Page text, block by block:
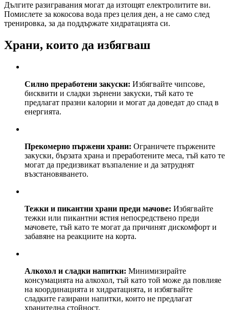
Дългите разигравания могат да изтощят електролитите ви.
Помислете за кокосова вода през целия ден, а не само след
тренировка, за да поддържате хидратацията си.
Храни, които да избягваш
Силно преработени закуски: Избягвайте чипсове,
бисквити и сладки зърнени закуски, тъй като те
предлагат празни калории и могат да доведат до спад в
енергията.
Прекомерно пържени храни: Ограничете пържените
закуски, бързата храна и преработените меса, тъй като те
могат да предизвикат възпаление и да затруднят
възстановяването.
Тежки и пикантни храни преди мачове: Избягвайте
тежки или пикантни ястия непосредствено преди
мачовете, тъй като те могат да причинят дискомфорт и
забавяне на реакциите на корта.
Алкохол и сладки напитки: Минимизирайте
консумацията на алкохол, тъй като той може да повлияе
на координацията и хидратацията, и избягвайте
сладките газирани напитки, които не предлагат
хранителна стойност.